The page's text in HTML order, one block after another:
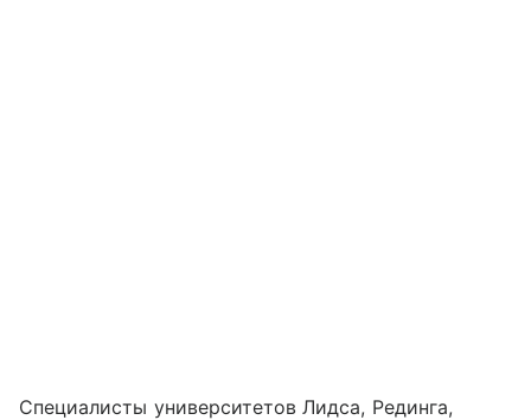
Специалисты университетов Лидса, Рединга,